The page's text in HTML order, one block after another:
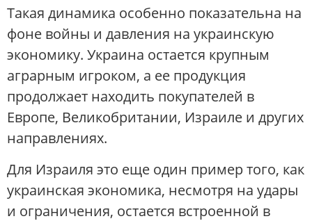
Такая динамика особенно показательна на
фоне войны и давления на украинскую
экономику. Украина остается крупным
аграрным игроком, а ее продукция
продолжает находить покупателей в
Европе, Великобритании, Израиле и других
направлениях.
Для Израиля это еще один пример того, как
украинская экономика, несмотря на удары
и ограничения, остается встроенной в